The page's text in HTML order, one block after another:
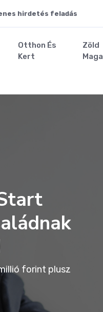
hirdetés feladás
Otthon És
Kert
Zöld
forint plusz